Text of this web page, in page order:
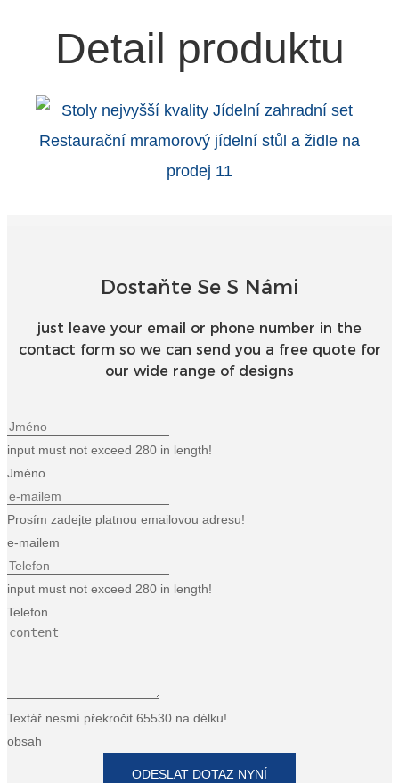
Detail produktu
Dostaňte Se S Námi
just leave your email or phone number in the
contact form so we can send you a free quote for
our wide range of designs
input must not exceed 280 in length!
Jméno
Prosím zadejte platnou emailovou adresu!
e-mailem
input must not exceed 280 in length!
Telefon
Textář nesmí překročit 65530 na délku!
obsah
ODESLAT DOTAZ NYNÍ